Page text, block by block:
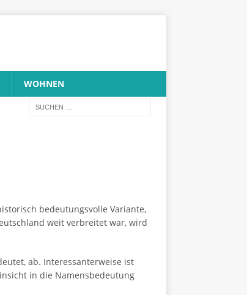
WOHNEN
bedeutungsvolle Variante,
weit verbreitet war, wird
ab. Interessanterweise ist
in die Namensbedeutung